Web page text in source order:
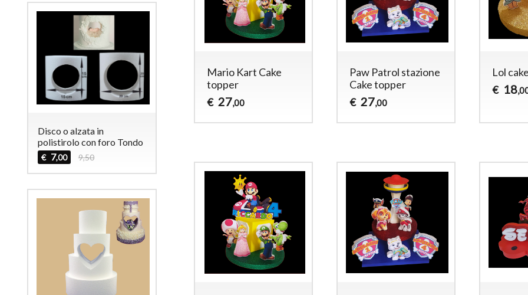
Lol cake topper
€ 18 ,00
Mario Kart Cake
topper
€ 27,00
Paw Patrol stazione
Cake topper
€ 27,00
Lol
€ 18
Disco o alzata in
polistirolo con foro Tondo
€ 7,00 9,50